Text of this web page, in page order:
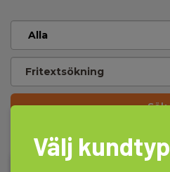
Sök
Välj kundtyp